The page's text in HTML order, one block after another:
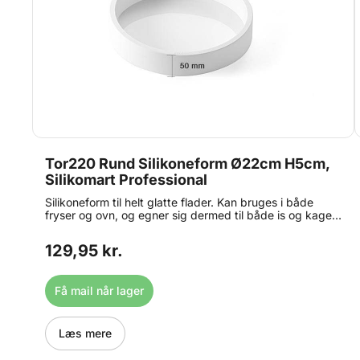
Tor220 Rund Silikoneform Ø22cm H5cm,
Silikomart Professional
Silikoneform til helt glatte flader. Kan bruges i både
fryser og ovn, og egner sig dermed til både is og kage
uden grund at disse forme er blevet utroligt populære
over hele verden. Størrelse: 220 mm i diameter, 50 mm i
højden Volumen: 1842 ml 27.622.87.0060
129,95 kr.
Få mail når lager
Læs mere